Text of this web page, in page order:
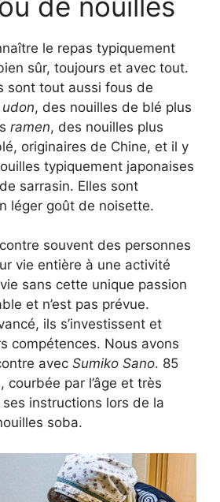
le repas typiquement
sûr, toujours et avec tout.
sont tout aussi fous de
udon, des nouilles de blé plus
ramen, des nouilles plus
originaires de Chine, et il y
typiquement japonaises
sarrasin. Elles sont
léger goût de noisette.
souvent des personnes
vie entière à une activité
sans cette unique passion
et n’est pas prévue.
ils s’investissent et
compétences. Nous avons
avec Sumiko Sano. 85
courbée par l’âge et très
instructions lors de la
soba.